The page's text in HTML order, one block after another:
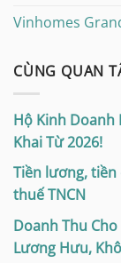
Vinhomes
CÙNG QUAN
Hộ Kinh Doanh
Khai Từ 2026!
Tiền lương,
thuế TNCN
Doanh Thu
Lương Hưu,